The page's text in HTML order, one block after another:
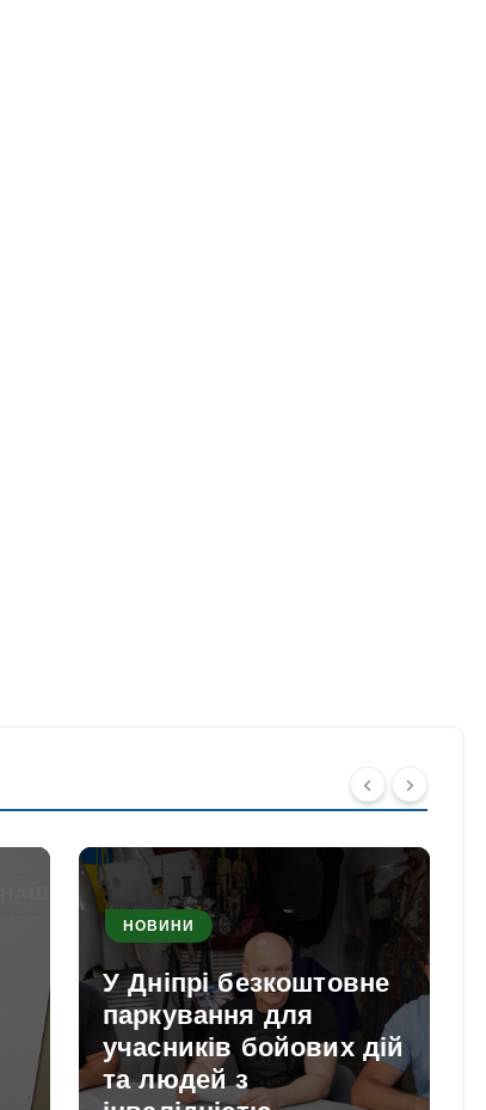
НОВИНИ
У Дніпрі безкоштовне
паркування для
учасників бойових дій
та людей з